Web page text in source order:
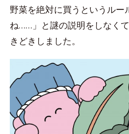
野菜を絶対に買うというルー
ね……」と謎の説明をしなく
きどきしました。